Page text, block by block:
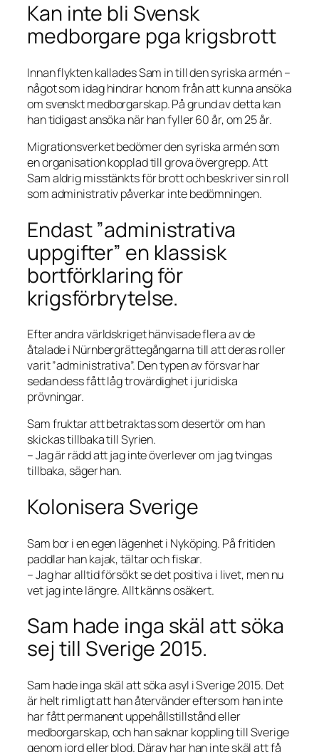
Kan inte bli Svensk
medborgare pga krigsbrott
Innan flykten kallades Sam in till den syriska armén –
något som idag hindrar honom från att kunna ansöka
om svenskt medborgarskap. På grund av detta kan
han tidigast ansöka när han fyller 60 år, om 25 år.
Migrationsverket bedömer den syriska armén som
en organisation kopplad till grova övergrepp. Att
Sam aldrig misstänkts för brott och beskriver sin roll
som administrativ påverkar inte bedömningen.
Endast ”administrativa
uppgifter” en klassisk
bortförklaring för
krigsförbrytelse.
Efter andra världskriget hänvisade flera av de
åtalade i Nürnbergrättegångarna till att deras roller
varit ”administrativa”. Den typen av försvar har
sedan dess fått låg trovärdighet i juridiska
prövningar.
Sam fruktar att betraktas som desertör om han
skickas tillbaka till Syrien.
– Jag är rädd att jag inte överlever om jag tvingas
tillbaka, säger han.
Kolonisera Sverige
Sam bor i en egen lägenhet i Nyköping. På fritiden
paddlar han kajak, tältar och fiskar.
– Jag har alltid försökt se det positiva i livet, men nu
vet jag inte längre. Allt känns osäkert.
Sam hade inga skäl att söka
sej till Sverige 2015.
Sam hade inga skäl att söka asyl i Sverige 2015. Det
är helt rimligt att han återvänder eftersom han inte
har fått permanent uppehållstillstånd eller
medborgarskap, och han saknar koppling till Sverige
genom jord eller blod. Därav har han inte skäl att få